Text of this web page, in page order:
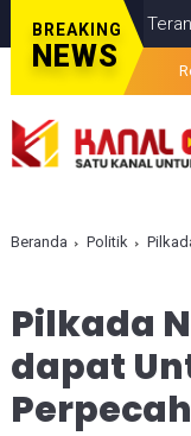
BREAKING
NEWS
Titik Terang,
Beranda Politik Pilkada
Pilkada
dapat